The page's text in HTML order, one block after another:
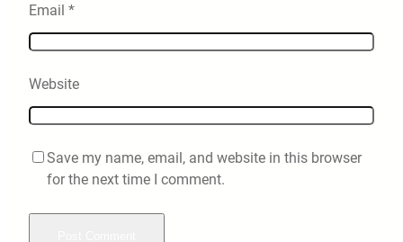
Email *
Website
Save my name, email, and website in this browser
for the next time I comment.